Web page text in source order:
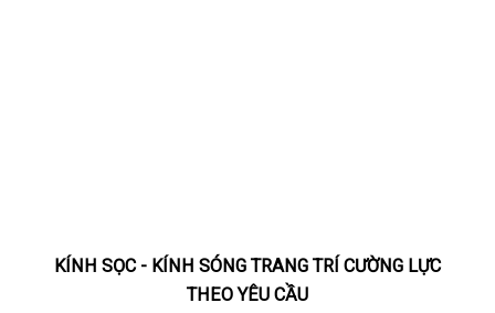
KÍNH SỌC - KÍNH SÓNG TRANG TRÍ CƯỜNG LỰC
THEO YÊU CẦU